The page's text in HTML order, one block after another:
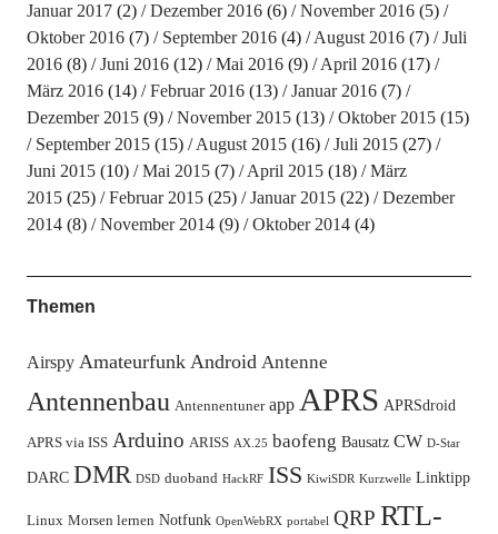
Januar 2017(2) Dezember 2016(6) November 2016(5)
Oktober 2016(7) September 2016(4) August 2016(7)
Juli
2016(8) Juni 2016(12) Mai 2016(9) April 2016(17)
März 2016(14) Februar 2016(13) Januar 2016(7)
Dezember 2015(9) November 2015(13) Oktober 2015(15)
September 2015(15) August 2015(16) Juli 2015(27)
Juni 2015(10) Mai 2015(7) April 2015(18)
März
2015(25) Februar 2015(25) Januar 2015(22)
Dezember
2014(8) November 2014(9) Oktober 2014(4)
Themen
Airspy Amateurfunk Android Antenne
Antennenbau Antennentuner app APRS APRSdroid
APRS via ISS Arduino ARISS AX.25 baofeng Bausatz CW D-Star
DARC DMR DSD duoband HackRF ISS KiwiSDR Kurzwelle Linktipp
Linux Morsen lernen Notfunk OpenWebRX portabel QRP RTL-